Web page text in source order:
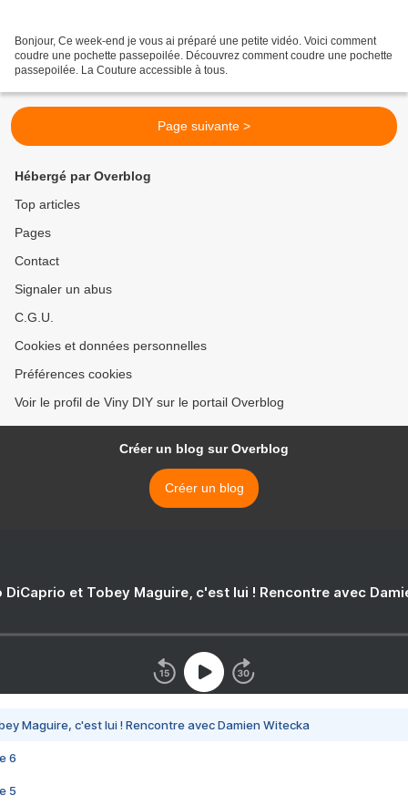
Bonjour, Ce week-end je vous ai préparé une petite vidéo. Voici comment
coudre une pochette passepoilée. Découvrez comment coudre une pochette
passepoilée. La Couture accessible à tous.
Page suivante >
Hébergé par Overblog
Top articles
Pages
Contact
Signaler un abus
C.G.U.
Cookies et données personnelles
Préférences cookies
Voir le profil de Viny DIY sur le portail Overblog
Créer un blog sur Overblog
Créer un blog
DiCaprio et Tobey Maguire, c'est lui ! Rencontre avec
Maguire, c'est lui ! Rencontre avec Damien Witecka
6
5